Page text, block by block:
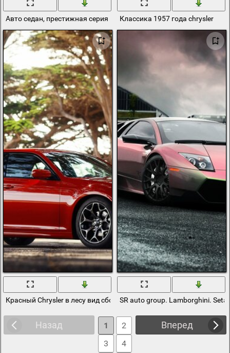
Авто седан, престижная серия предок ChryslerКлассика 1957 года chrysler
Красный Chrysler в лесу вид сбокуSR auto group. Lamborghini.
Назад Вперед
1
2
3
4